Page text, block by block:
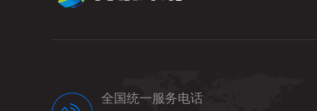
全国统一服务电话